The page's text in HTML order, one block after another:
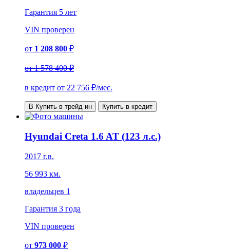
Гарантия 5 лет
VIN проверен
от 1 208 800 ₽
от1 578 400 ₽
в кредит от 22 756 ₽/мес.
В Купить в трейд ин Купить в кредит
Hyundai Creta 1.6 AT (123 л.с.)
2017 г.в.
56 993 км.
владельцев 1
Гарантия 3 года
VIN проверен
от 973 000 ₽